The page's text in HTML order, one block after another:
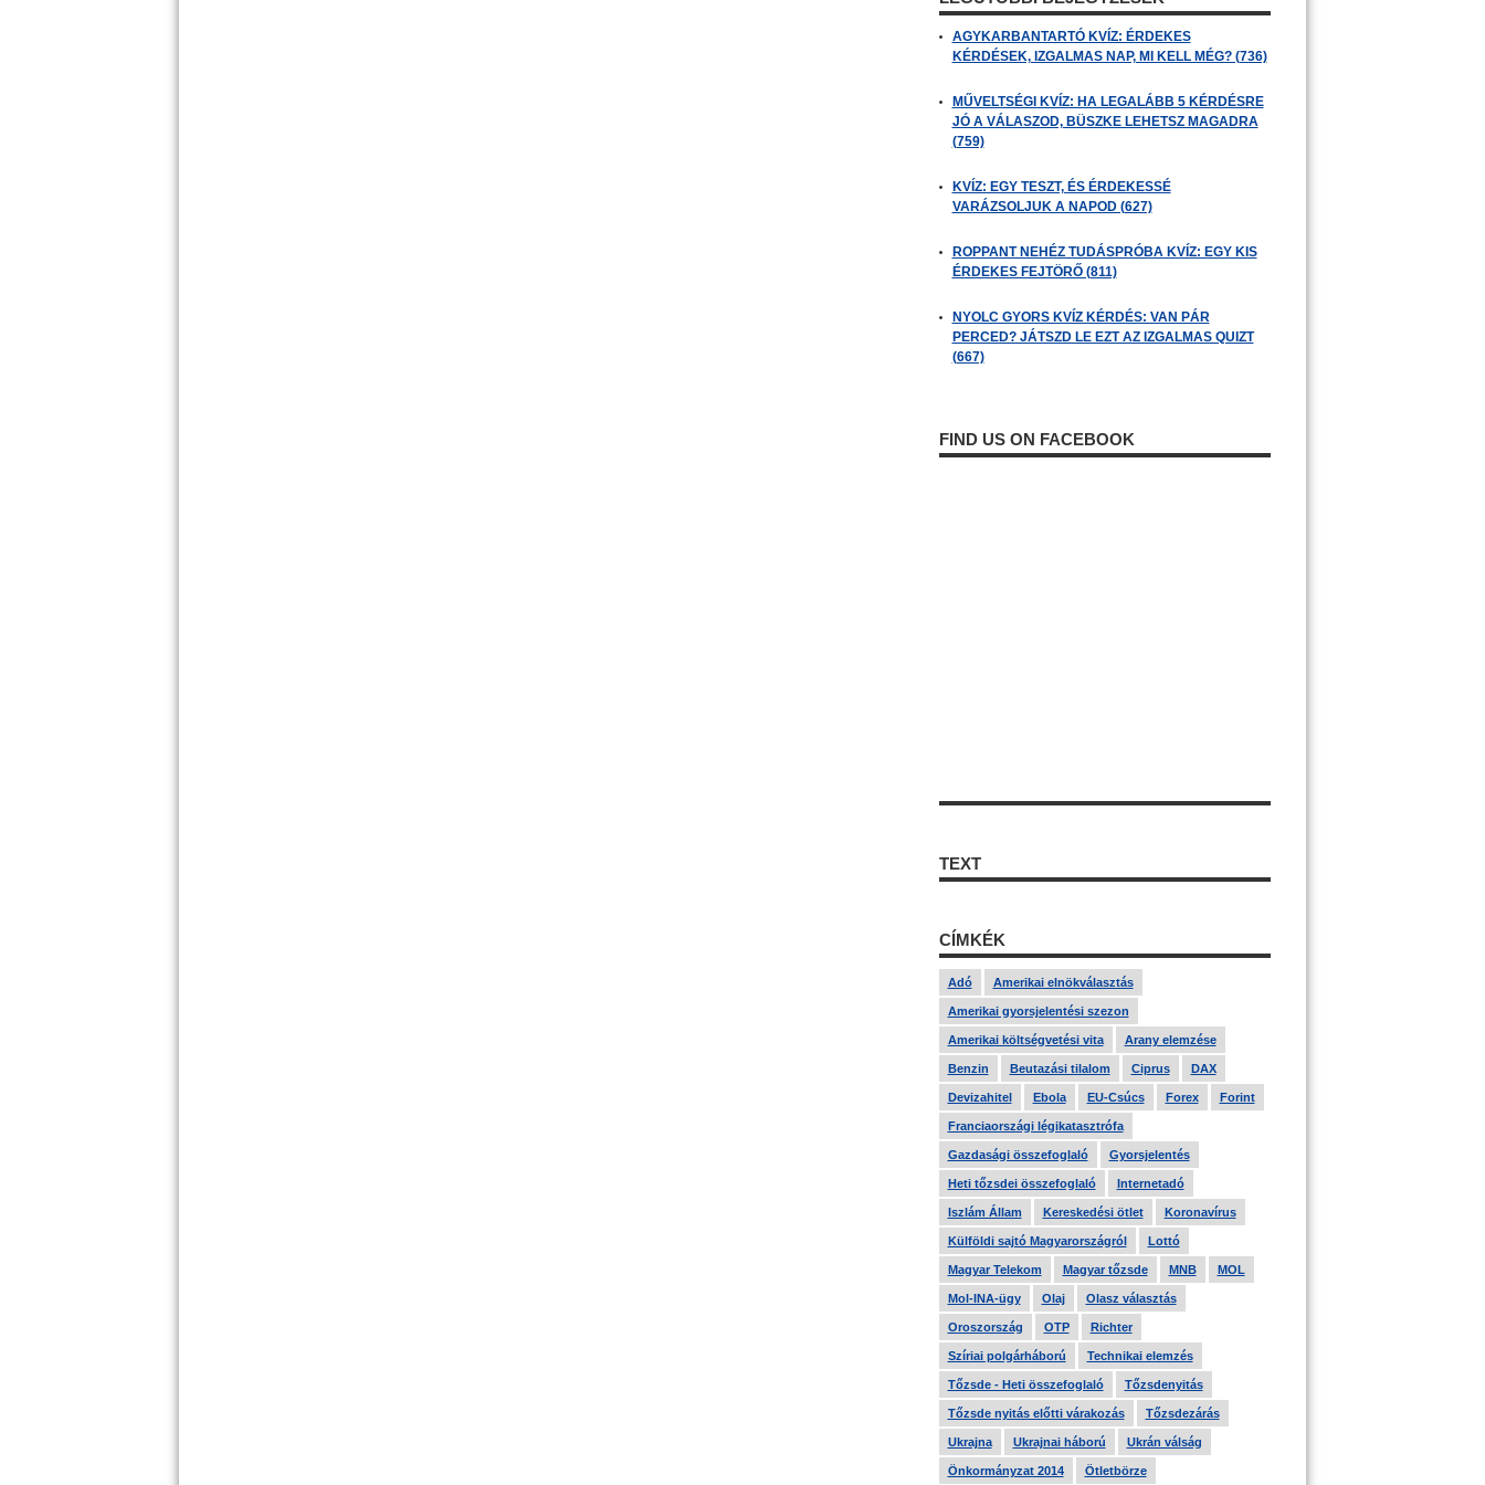
AGYKARBANTARTÓ KVÍZ: ÉRDEKES
KÉRDÉSEK, IZGALMAS NAP, MI KELL MÉG? (736)
MŰVELTSÉGI KVÍZ: HA LEGALÁBB 5 KÉRDÉSRE
JÓ A VÁLASZOD, BÜSZKE LEHETSZ MAGADRA
(759)
KVÍZ: EGY TESZT, ÉS ÉRDEKESSÉ
VARÁZSOLJUK A NAPOD (627)
ROPPANT NEHÉZ TUDÁSPRÓBA KVÍZ: EGY KIS
ÉRDEKES FEJTÖRŐ (811)
NYOLC GYORS KVÍZ KÉRDÉS: VAN PÁR
PERCED? JÁTSZD LE EZT AZ IZGALMAS QUIZT
(667)
FIND US ON FACEBOOK
TEXT
CÍMKÉK
Adó Amerikai elnökválasztás
Amerikai gyorsjelentési szezon
Amerikai költségvetési vita Arany elemzése
Benzin Beutazási tilalom Ciprus DAX
Devizahitel Ebola EU-Csúcs Forex Forint
Franciaországi légikatasztrófa
Gazdasági összefoglaló Gyorsjelentés
Heti tőzsdei összefoglaló Internetadó
Iszlám Állam Kereskedési ötlet Koronavírus
Külföldi sajtó Magyarországról Lottó
Magyar Telekom Magyar tőzsde MNB MOL
Mol-INA-ügy Olaj Olasz választás
Oroszország OTP Richter
Szíriai polgárháború Technikai elemzés
Tőzsde - Heti összefoglaló Tőzsdenyitás
Tőzsde nyitás előtti várakozás Tőzsdezárás
Ukrajna Ukrajnai háború Ukrán válság
Önkormányzat 2014 Ötletbörze